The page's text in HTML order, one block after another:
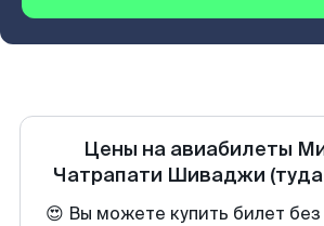
Цены на авиабилеты
Чатрапати Шиваджи
😍 Вы можете купить билет